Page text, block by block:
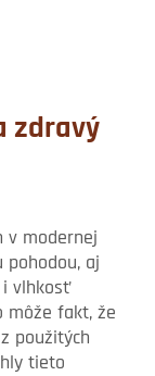
zdravý
v modernej
pohodou, aj
i vlhkosť
môže fakt, že
použitých
tieto